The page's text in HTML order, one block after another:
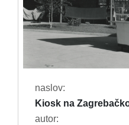
naslov:
Kiosk na
autor: